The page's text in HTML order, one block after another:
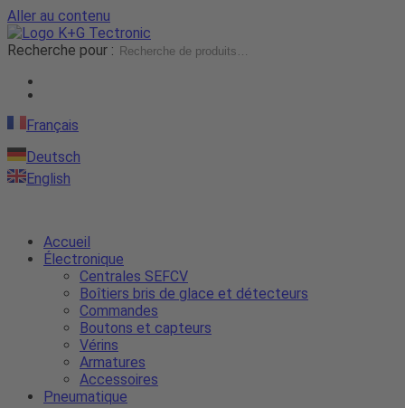
Aller au contenu
Recherche pour :
Français
Deutsch
English
Accueil
Électronique
Centrales SEFCV
Boîtiers bris de glace et détecteurs
Commandes
Boutons et capteurs
Vérins
Armatures
Accessoires
Pneumatique